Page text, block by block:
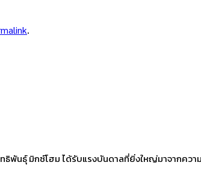
.
พันธุ์ มิกซ์โฮม ได้รับแรงบันดาลที่ยิ่งใหญ่มาจากควา